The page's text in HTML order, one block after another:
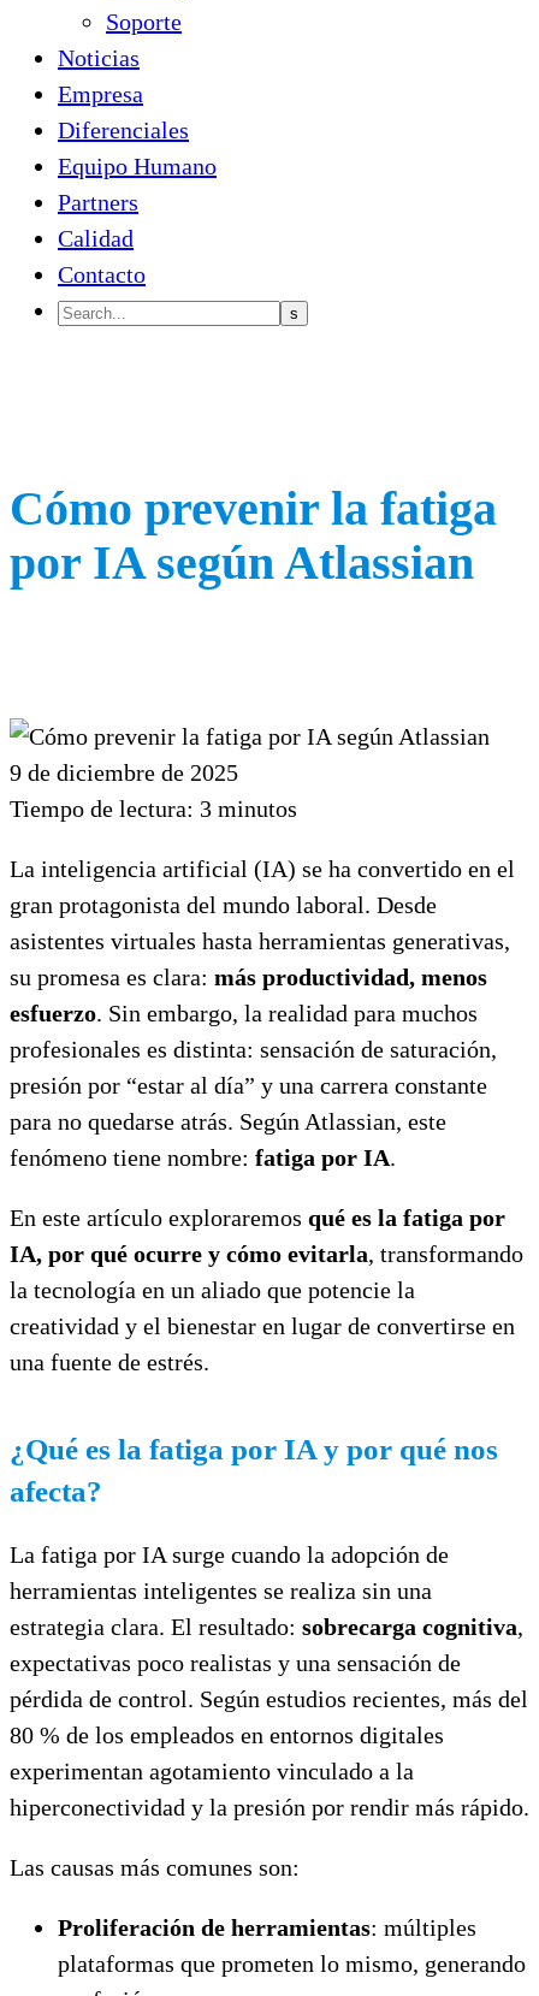
Soporte
Noticias
Empresa
Diferenciales
Equipo Humano
Partners
Calidad
Contacto
Cómo prevenir la fatiga
por IA según Atlassian
9 de diciembre de 2025
Tiempo de lectura: 3 minutos
La inteligencia artificial (IA) se ha convertido en el
gran protagonista del mundo laboral. Desde
asistentes virtuales hasta herramientas generativas,
su promesa es clara: más productividad, menos
esfuerzo. Sin embargo, la realidad para muchos
profesionales es distinta: sensación de saturación,
presión por “estar al día” y una carrera constante
para no quedarse atrás. Según Atlassian, este
fenómeno tiene nombre: fatiga por IA.
En este artículo exploraremos qué es la fatiga por
IA, por qué ocurre y cómo evitarla, transformando
la tecnología en un aliado que potencie la
creatividad y el bienestar en lugar de convertirse en
una fuente de estrés.
¿Qué es la fatiga por IA y por qué nos
afecta?
La fatiga por IA surge cuando la adopción de
herramientas inteligentes se realiza sin una
estrategia clara. El resultado: sobrecarga cognitiva,
expectativas poco realistas y una sensación de
pérdida de control. Según estudios recientes, más del
80 % de los empleados en entornos digitales
experimentan agotamiento vinculado a la
hiperconectividad y la presión por rendir más rápido.
Las causas más comunes son:
Proliferación de herramientas: múltiples
plataformas que prometen lo mismo, generando